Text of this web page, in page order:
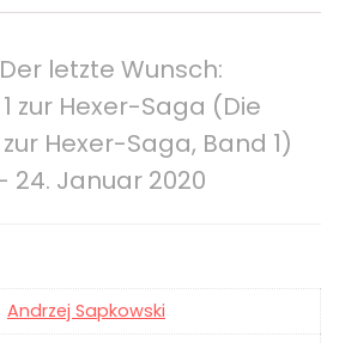
Der letzte Wunsch:
zur Hexer-Saga (Die
Hexer-Saga, Band 1)
24. Januar 2020
Andrzej Sapkowski